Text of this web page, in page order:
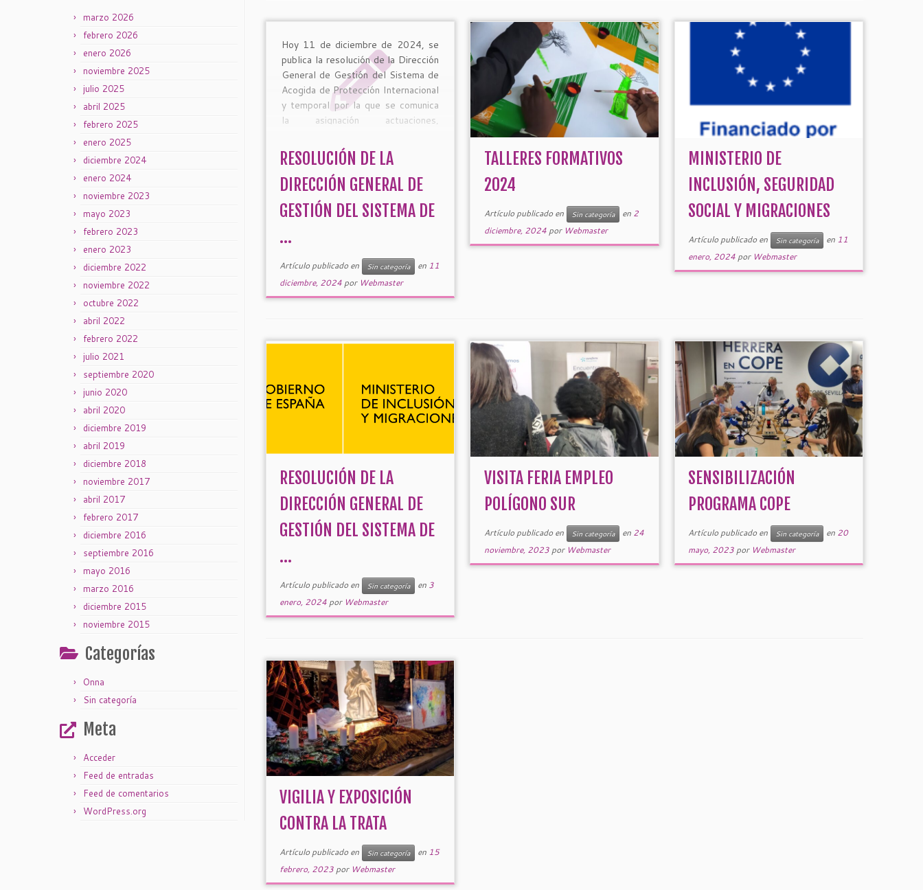
marzo 2026
febrero 2026
enero 2026
noviembre 2025
julio 2025
abril 2025
febrero 2025
enero 2025
diciembre 2024
enero 2024
noviembre 2023
mayo 2023
febrero 2023
enero 2023
diciembre 2022
noviembre 2022
octubre 2022
abril 2022
febrero 2022
julio 2021
septiembre 2020
junio 2020
abril 2020
diciembre 2019
abril 2019
diciembre 2018
noviembre 2017
abril 2017
febrero 2017
diciembre 2016
septiembre 2016
mayo 2016
marzo 2016
diciembre 2015
noviembre 2015
Categorías
Onna
Sin categoría
Meta
Acceder
Feed de entradas
Feed de comentarios
WordPress.org
Hoy 11 de diciembre de 2024, se
publica la resolución de la Dirección
General de Gestión del Sistema de
Acogida de Protección Internacional
y temporal por la que se comunica
la asignación actuaciones,
en el marco del sistema de acogida
de protección internacional y
temporal […]
RESOLUCIÓN DE LA
DIRECCIÓN GENERAL DE
GESTIÓN DEL SISTEMA DE
...
Artículo publicado en Sin categoría en 11
diciembre, 2024 por Webmaster
TALLERES FORMATIVOS
2024
Artículo publicado en Sin categoría en 2
diciembre, 2024 por Webmaster
MINISTERIO DE
INCLUSIÓN, SEGURIDAD
SOCIAL Y MIGRACIONES
Artículo publicado en Sin categoría en 11
enero, 2024 por Webmaster
RESOLUCIÓN DE LA
DIRECCIÓN GENERAL DE
GESTIÓN DEL SISTEMA DE
...
Artículo publicado en Sin categoría en 3
enero, 2024 por Webmaster
VISITA FERIA EMPLEO
POLÍGONO SUR
Artículo publicado en Sin categoría en 24
noviembre, 2023 por Webmaster
SENSIBILIZACIÓN
PROGRAMA COPE
Artículo publicado en Sin categoría en 20
mayo, 2023 por Webmaster
VIGILIA Y EXPOSICIÓN
CONTRA LA TRATA
Artículo publicado en Sin categoría en 15
febrero, 2023 por Webmaster